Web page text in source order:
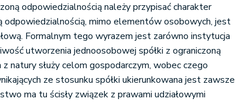
odpowiedzialnością należy przypisać charakter
odpowiedzialnością, mimo elementów osobowych, jest
Formalnym tego wyrazem jest zarówno instytucja
utworzenia jednoosobowej spółki z ograniczoną
natury służy celom gospodarczym, wobec czego
ze stosunku spółki ukierunkowana jest zawsze
ma tu ścisły związek z prawami udziałowymi